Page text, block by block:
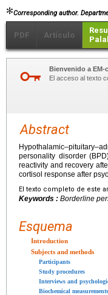
Corresponding author.
PDF Artículo
Bienvenido a
El acceso al texto
Abstract
personality disorder
reactivity and recovery
cortisol response after
El texto completo de este
Keywords : Borderline
Esquema
Introduction
Subjects and methods
Participants
Study procedures
Interviews and
Biochemical measurements